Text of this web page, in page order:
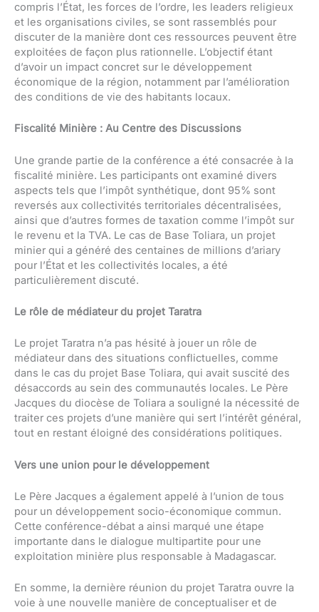
compris l’État, les forces de l’ordre, les leaders religieux
et les organisations civiles, se sont rassemblés pour
discuter de la manière dont ces ressources peuvent être
exploitées de façon plus rationnelle. L’objectif étant
d’avoir un impact concret sur le développement
économique de la région, notamment par l’amélioration
des conditions de vie des habitants locaux.
Fiscalité Minière : Au Centre des Discussions
Une grande partie de la conférence a été consacrée à la
fiscalité minière. Les participants ont examiné divers
aspects tels que l’impôt synthétique, dont 95% sont
reversés aux collectivités territoriales décentralisées,
ainsi que d’autres formes de taxation comme l’impôt sur
le revenu et la TVA. Le cas de Base Toliara, un projet
minier qui a généré des centaines de millions d’ariary
pour l’État et les collectivités locales, a été
particulièrement discuté.
Le rôle de médiateur du projet Taratra
Le projet Taratra n’a pas hésité à jouer un rôle de
médiateur dans des situations conflictuelles, comme
dans le cas du projet Base Toliara, qui avait suscité des
désaccords au sein des communautés locales. Le Père
Jacques du diocèse de Toliara a souligné la nécessité de
traiter ces projets d’une manière qui sert l’intérêt général,
tout en restant éloigné des considérations politiques.
Vers une union pour le développement
Le Père Jacques a également appelé à l’union de tous
pour un développement socio-économique commun.
Cette conférence-débat a ainsi marqué une étape
importante dans le dialogue multipartite pour une
exploitation minière plus responsable à Madagascar.
En somme, la dernière réunion du projet Taratra ouvre la
voie à une nouvelle manière de conceptualiser et de